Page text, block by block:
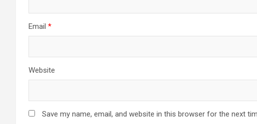
Email *
Website
Save my name, email, and website in this browser for the next